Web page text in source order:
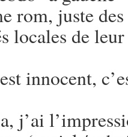
rom, juste
locales de
innocent,
j’ai